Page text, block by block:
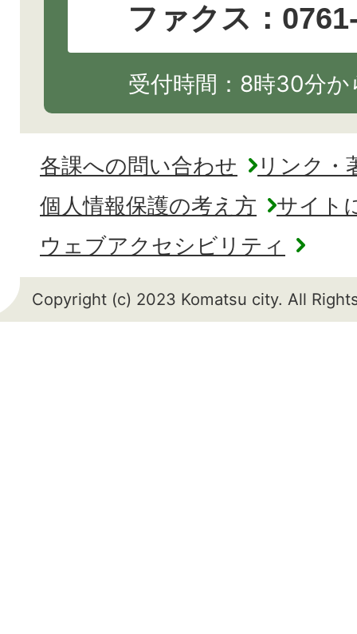
ファクス：
受付時間：8時30分
各課への問い合わせ
リンク・
個人情報保護の考え方
サイト
ウェブアクセシビリティ
Copyright (c) 2023 Komatsu city. All